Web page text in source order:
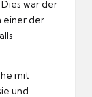
war der
einer der
mit
und